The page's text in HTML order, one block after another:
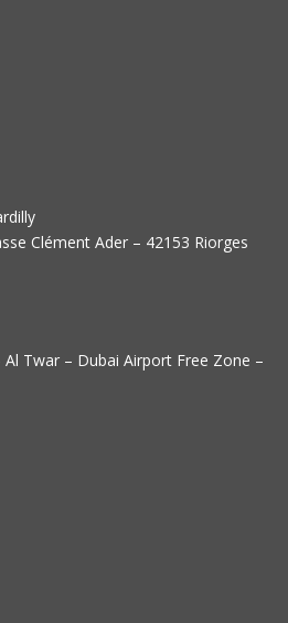
Clément Ader – 42153 Riorges
Twar – Dubai Airport Free Zone –